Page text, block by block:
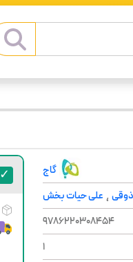
گاج
ذوقی ، علی حیات بخش
9786220308454
1